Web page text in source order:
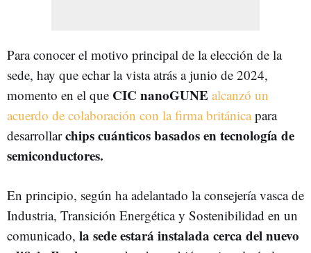
Para conocer el motivo principal de la elección de la
sede, hay que echar la vista atrás a junio de 2024,
momento en el que CIC nanoGUNE alcanzó un
acuerdo de colaboración con la firma británicapara
desarrollarchips cuánticos basados en tecnología de
semiconductores.
En principio, según ha adelantado la consejería vasca de
Industria, Transición Energética y Sostenibilidad en un
comunicado, la sede estará instalada cerca del nuevo